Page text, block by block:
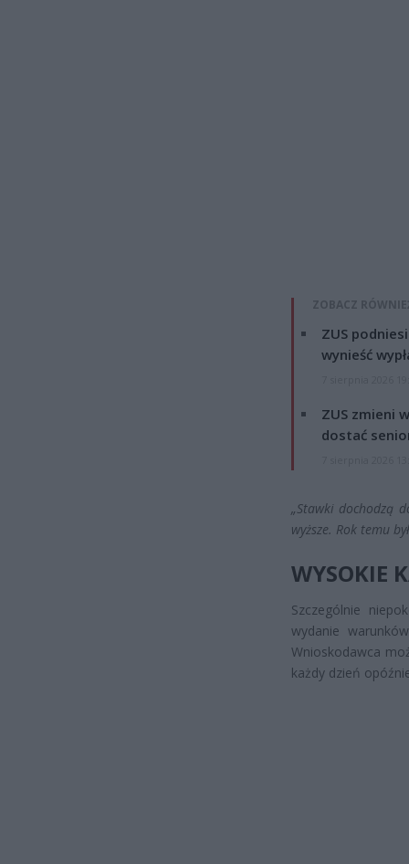
ZOBACZ
ZUS
wynieść
ZUS zmieni
dostać
„Stawki dochodzą
wyższe. Rok temu
WYSOKIE
Szczególnie
wydanie
Wnioskodawca
każdy dzień